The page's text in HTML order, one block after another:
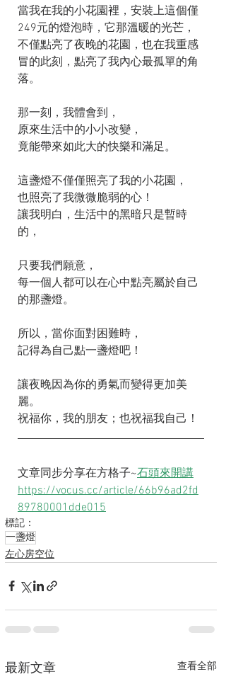
當我在我的小花園裡，安裝上這個僅
249元的燈泡時，它那溫暖的光芒，
不僅點亮了夜晚的花園，也在我重感
冒的此刻，點亮了我內心最孤單的角
落。
那一刻，我體會到，
原來生活中的小小改變，
竟能帶來如此大的快樂和滿足。
這盞燈不僅僅照亮了我的小花園，
也照亮了我微微脆弱的心！
讓我明白，生活中的黑暗只是暫時
的，
只要我們願意，
每一個人都可以在心中點亮屬於自己
的那盞燈。
所以，當你面對困難時，
記得為自己點一盞燈吧！
讓夜晚因為你的勇氣而變得更加美
麗。
祝福你，我的朋友；也祝福我自己！
文章同步分享在方格子~石頭來開講
https://vocus.cc/article/66b96ad2fd
89780001dde015
標記：
一盞燈
左心房空位
最新文章 查看全部